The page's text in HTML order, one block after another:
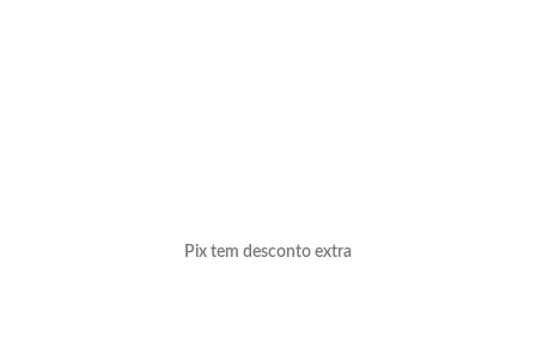
Pix tem desconto extra